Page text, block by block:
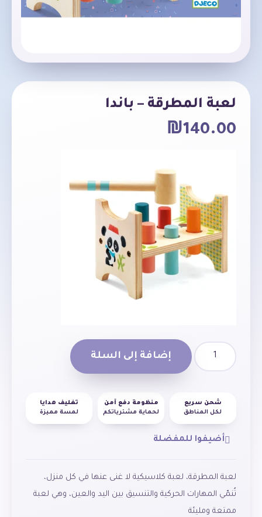
لعبة المطرقة – باندا
₪140.00
إضافة إلى السلة
شحن سريع
لكل المناطق
منظومة دفع آمن
لحماية مشترياتكم
تغليف هدايا
لمسة مميزة
أضيفوا للمفضلة
لعبة المطرقة، لعبة كلاسيكية لا غنى عنها في كل منزل،
تُنمّي المهارات الحركية والتنسيق بين اليد والعين، وهي لعبة